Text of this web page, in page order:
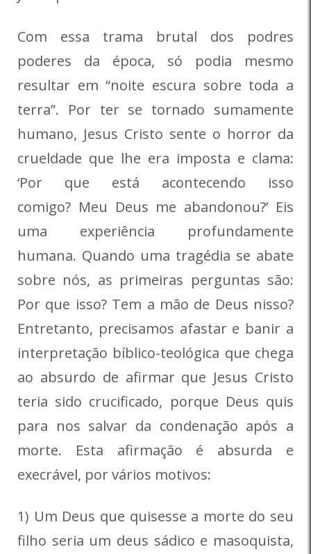
Com essa trama brutal dos podres
poderes da época, só podia mesmo
resultar em “noite escura sobre toda a
terra”. Por ter se tornado sumamente
humano, Jesus Cristo sente o horror da
crueldade que lhe era imposta e clama:
‘Por que está acontecendo isso
comigo? Meu Deus me abandonou?’ Eis
uma experiência profundamente
humana. Quando uma tragédia se abate
sobre nós, as primeiras perguntas são:
Por que isso? Tem a mão de Deus nisso?
Entretanto, precisamos afastar e banir a
interpretação bíblico-teológica que chega
ao absurdo de afirmar que Jesus Cristo
teria sido crucificado, porque Deus quis
para nos salvar da condenação após a
morte. Esta afirmação é absurda e
execrável, por vários motivos:
1) Um Deus que quisesse a morte do seu
filho seria um deus sádico e masoquista,